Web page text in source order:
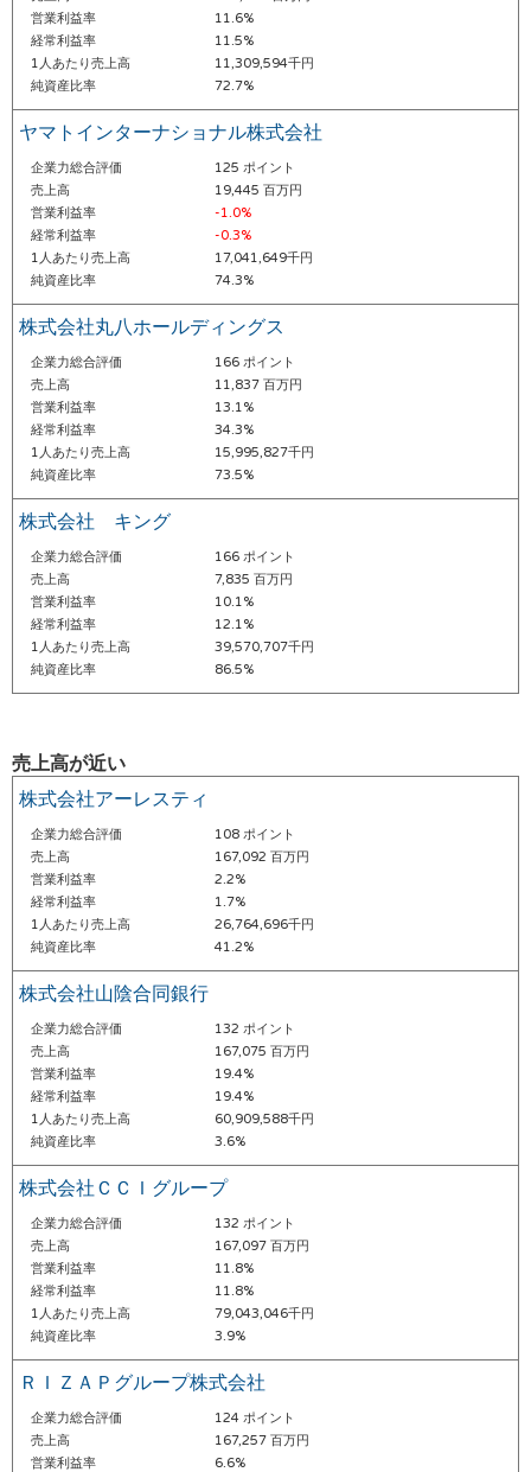
営業利益率
11.6%
経常利益率
11.5%
1人あたり売上高
11,309,594千円
純資産比率
72.7%
ヤマトインターナショナル株式会社
企業力総合評価
125 ポイント
売上高
19,445 百万円
営業利益率
-1.0%
経常利益率
-0.3%
1人あたり売上高
17,041,649千円
純資産比率
74.3%
株式会社丸八ホールディングス
企業力総合評価
166 ポイント
売上高
11,837 百万円
営業利益率
13.1%
経常利益率
34.3%
1人あたり売上高
15,995,827千円
純資産比率
73.5%
株式会社 キング
企業力総合評価
166 ポイント
売上高
7,835 百万円
営業利益率
10.1%
経常利益率
12.1%
1人あたり売上高
39,570,707千円
純資産比率
86.5%
売上高が近い
株式会社アーレスティ
企業力総合評価
108 ポイント
売上高
167,092 百万円
営業利益率
2.2%
経常利益率
1.7%
1人あたり売上高
26,764,696千円
純資産比率
41.2%
株式会社山陰合同銀行
企業力総合評価
132 ポイント
売上高
167,075 百万円
営業利益率
19.4%
経常利益率
19.4%
1人あたり売上高
60,909,588千円
純資産比率
3.6%
株式会社ＣＣＩグループ
企業力総合評価
132 ポイント
売上高
167,097 百万円
営業利益率
11.8%
経常利益率
11.8%
1人あたり売上高
79,043,046千円
純資産比率
3.9%
ＲＩＺＡＰグループ株式会社
企業力総合評価
124 ポイント
売上高
167,257 百万円
営業利益率
6.6%